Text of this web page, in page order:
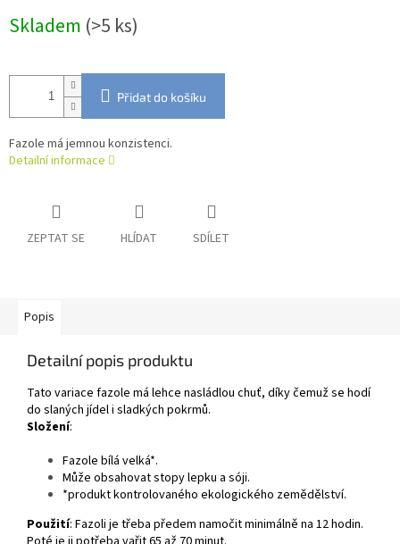
cena:
Skladem (>5 ks)
Přidat do košíku
Fazole má jemnou konzistenci.
Detailní informace
ZEPTAT SE HLÍDAT SDÍLET
Popis
Detailní popis produktu
Tato variace fazole má lehce nasládlou chuť, díky čemuž se hodí
do slaných jídel i sladkých pokrmů.
Složení:
Fazole bílá velká*.
Může obsahovat stopy lepku a sóji.
*produkt kontrolovaného ekologického zemědělství.
Použití: Fazoli je třeba předem namočit minimálně na 12 hodin.